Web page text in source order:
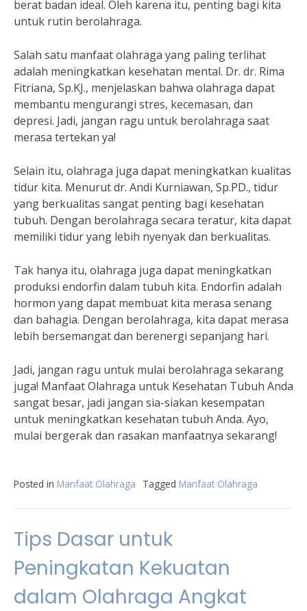
berat badan ideal. Oleh karena itu, penting bagi kita
untuk rutin berolahraga.
Salah satu manfaat olahraga yang paling terlihat
adalah meningkatkan kesehatan mental. Dr. dr. Rima
Fitriana, Sp.KJ., menjelaskan bahwa olahraga dapat
membantu mengurangi stres, kecemasan, dan
depresi. Jadi, jangan ragu untuk berolahraga saat
merasa tertekan ya!
Selain itu, olahraga juga dapat meningkatkan kualitas
tidur kita. Menurut dr. Andi Kurniawan, Sp.PD., tidur
yang berkualitas sangat penting bagi kesehatan
tubuh. Dengan berolahraga secara teratur, kita dapat
memiliki tidur yang lebih nyenyak dan berkualitas.
Tak hanya itu, olahraga juga dapat meningkatkan
produksi endorfin dalam tubuh kita. Endorfin adalah
hormon yang dapat membuat kita merasa senang
dan bahagia. Dengan berolahraga, kita dapat merasa
lebih bersemangat dan berenergi sepanjang hari.
Jadi, jangan ragu untuk mulai berolahraga sekarang
juga! Manfaat Olahraga untuk Kesehatan Tubuh Anda
sangat besar, jadi jangan sia-siakan kesempatan
untuk meningkatkan kesehatan tubuh Anda. Ayo,
mulai bergerak dan rasakan manfaatnya sekarang!
Posted in Manfaat Olahraga Tagged Manfaat Olahraga
Tips Dasar untuk
Peningkatan Kekuatan
dalam Olahraga Angkat